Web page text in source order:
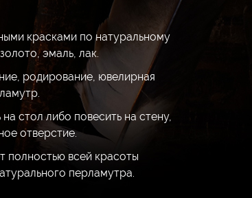
красками по натуральному
эмаль, лак.
родирование, ювелирная
стол либо повесить на стену,
отверстие.
полностью всей красоты
перламутра.